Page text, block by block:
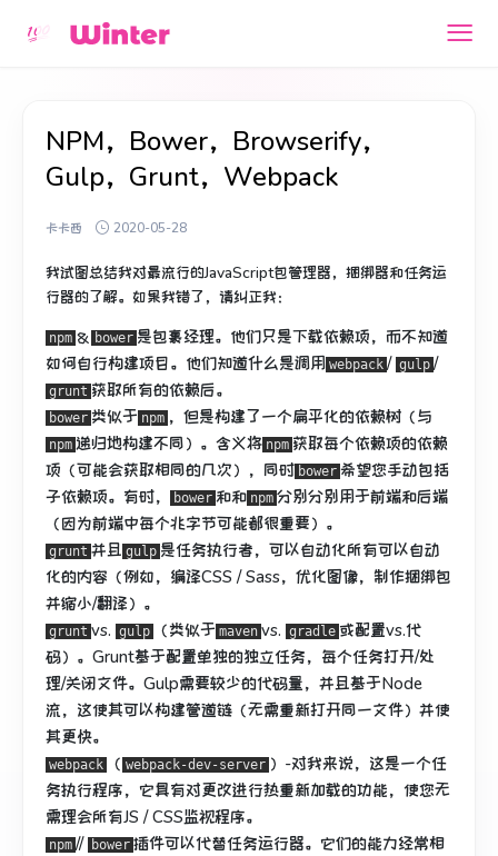
NPM，Bower，Browserify，
Gulp，Grunt，Webpack
卡卡西 2020-05-28
我试图总结我对最流行的JavaScript包管理器，捆绑器和任务运
行器的了解。 如果我错了，请纠正我：
npm ＆ bower 是包裹经理。 他们只是下载依赖项，而不知道
如何自行构建项目。 他们知道什么是调用 webpack / gulp /
grunt 获取所有的依赖后。
bower 类似于 npm ，但是构建了一个扁平化的依赖树（与
npm 递归地构建不同）。 含义将 npm 获取每个依赖项的依赖
项（可能会获取相同的几次），同时 bower 希望您手动包括
子依赖项。 有时， bower 和和 npm 分别分别用于前端和后端
（因为前端中每个兆字节可能都很重要）。
grunt 并且 gulp 是任务执行者，可以自动化所有可以自动
化的内容（例如，编译CSS / Sass，优化图像，制作捆绑包
并缩小/翻译）。
grunt vs. gulp （类似于 maven vs. gradle 或配置vs.代
码）。 Grunt基于配置单独的独立任务，每个任务打开/处
理/关闭文件。 Gulp需要较少的代码量，并且基于Node
流，这使其可以构建管道链（无需重新打开同一文件）并使
其更快。
webpack （ webpack-dev-server ）-对我来说，这是一个任
务执行程序，它具有对更改进行热重新加载的功能，使您无
需理会所有JS / CSS监视程序。
npm // bower 插件可以代替任务运行器。 它们的能力经常相